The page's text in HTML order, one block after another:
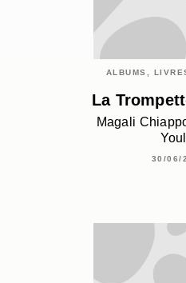
ALBUMS,
La
Magali
30/06/